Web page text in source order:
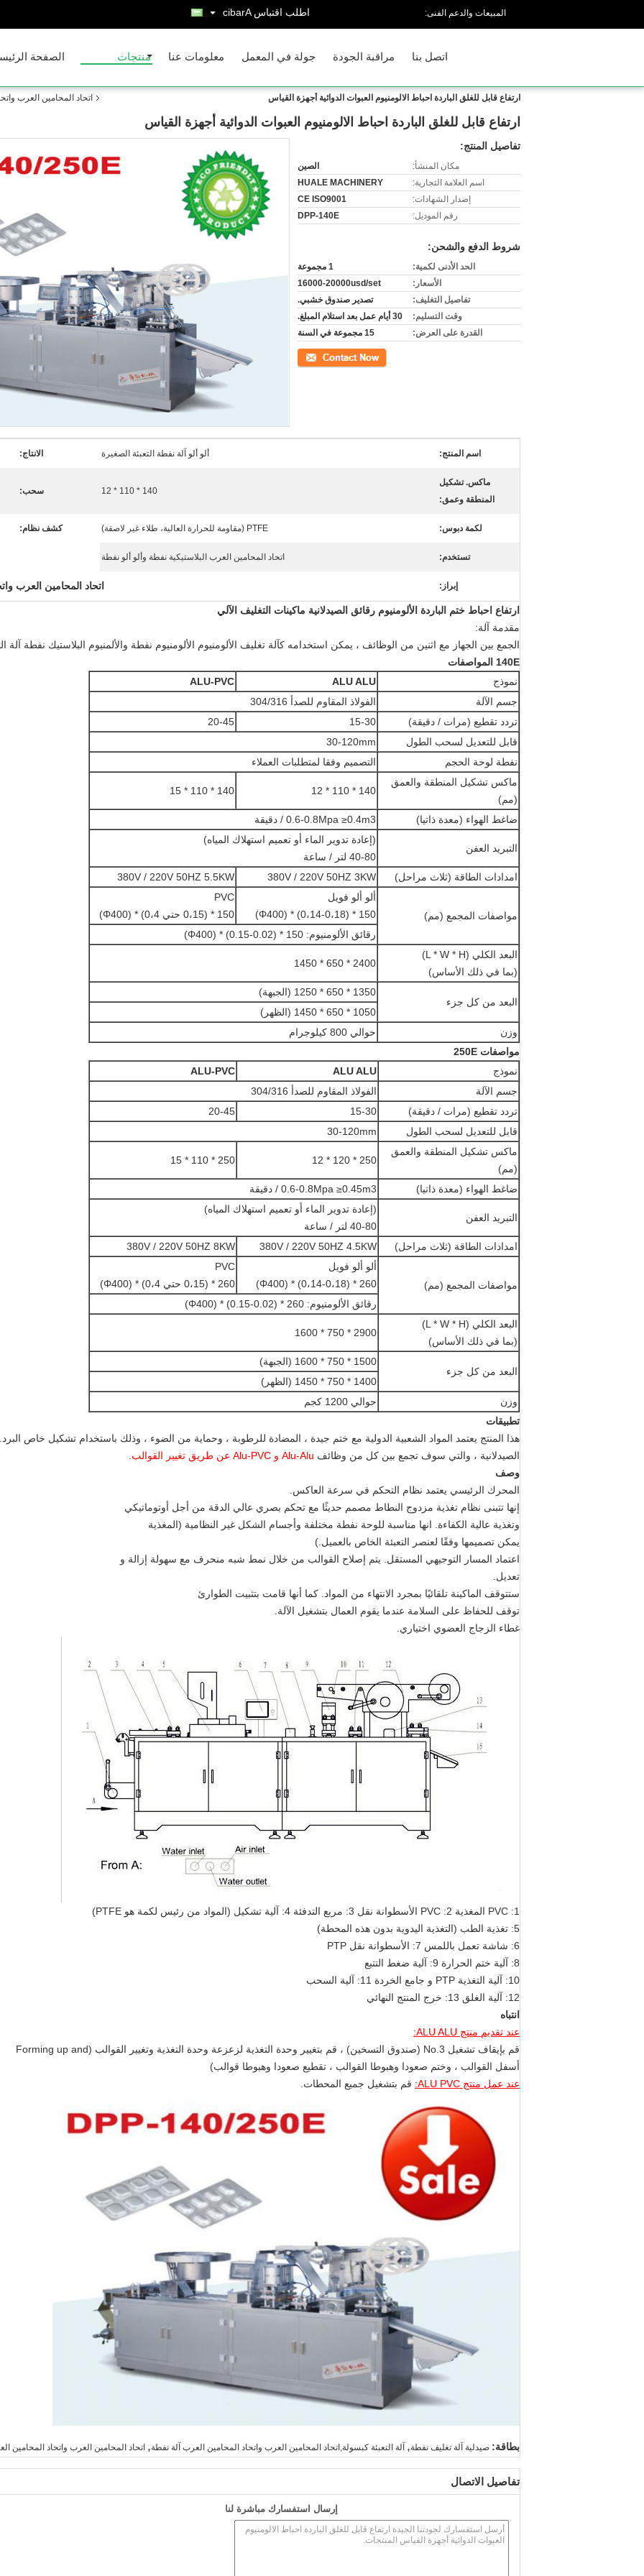
المبيعات والدعم الفنى: اطلب اقتباس Arabic
الصفحة منتجات معلومات عنا جولة في المعمل مراقبة الجودة اتصل بنا
اتحاد المحامين العرب ارتفاع قابل للغلق الباردة احباط الالومنيوم العبوات الدوائية أجهزة القياس
ارتفاع قابل للغلق الباردة احباط الالومنيوم العبوات الدوائية أجهزة القياس
تفاصيل المنتج:
مكان المنشأ:
الصين
اسم العلامة التجارية:
HUALE MACHINERY
إصدار الشهادات:
CE ISO9001
رقم الموديل:
DPP-140E
شروط الدفع والشحن:
الحد الأدنى لكمية:
1 مجموعة
الأسعار:
16000-20000usd/set
تفاصيل التغليف:
تصدير صندوق خشبي.
وقت التسليم:
30 أيام عمل بعد استلام المبلغ.
القدرة على العرض:
15 مجموعة في السنة
اتصل
اسم المنتج: ألو ألو آلة نفطة التعبئة الصغيرة الانتاج:
ماكس. تشكيل
المنطقة وعمق:
140 * 110 * 12 سحب:
لكمة دبوس: PTFE (مقاومة للحرارة العالية، طلاء غير لاصقة) كشف نظام:
تستخدم: اتحاد المحامين العرب البلاستيكية نفطة وألو ألو نفطة
إبراز: اتحاد المحامين العرب
ارتفاع احباط ختم الباردة الألومنيوم رقائق الصيدلانية ماكينات التغليف الآلي
مقدمة آلة:
الجمع بين الجهاز مع اثنين من الوظائف ، يمكن استخدامه كآلة تغليف الألومنيوم الألومنيوم نفطة والألمنيوم البلاستيك نفطة آلة
140E المواصفات
نموذج
ALU ALU
ALU-PVC
جسم الآلة
الفولاذ المقاوم للصدأ 304/316
تردد تقطيع (مرات / دقيقة)
15-30
20-45
قابل للتعديل لسحب الطول
30-120mm
نفطة لوحة الحجم
التصميم وفقا لمتطلبات العملاء
ماكس تشكيل المنطقة والعمق
(مم)
140 * 110 * 12
140 * 110 * 15
ضاغط الهواء (معدة ذاتيا) 0.6-0.8Mpa ≥0.4m3 / دقيقة
التبريد العفن
(إعادة تدوير الماء أو تعميم استهلاك المياه)
40-80 لتر / ساعة
امدادات الطاقة (ثلاث مراحل)
380V / 220V 50HZ 3KW
380V / 220V 50HZ 5.5KW
مواصفات المجمع (مم)
ألو ألو فويل
150 * (0،14-0،18) * (Φ400)
PVC
150 * (0،15 حتي 0،4) * (Φ400)
رقائق الألومنيوم: 150 * (0.02-0.15) * (Φ400)
البعد الكلي (L * W * H)
(بما في ذلك الأساس)
2400 * 650 * 1450
البعد من كل جزء
1350 * 650 * 1250 (الجبهة)
1050 * 650 * 1450 (الظهر)
وزن
حوالي 800 كيلوجرام
مواصفات 250E
نموذج
ALU ALU
ALU-PVC
جسم الآلة
الفولاذ المقاوم للصدأ 304/316
تردد تقطيع (مرات / دقيقة)
15-30
20-45
قابل للتعديل لسحب الطول
30-120mm
ماكس تشكيل المنطقة والعمق
(مم)
250 * 120 * 12
250 * 110 * 15
ضاغط الهواء (معدة ذاتيا) 0.6-0.8Mpa ≥0.45m3 / دقيقة
التبريد العفن
(إعادة تدوير الماء أو تعميم استهلاك المياه)
40-80 لتر / ساعة
امدادات الطاقة (ثلاث مراحل)
380V / 220V 50HZ 4.5KW
380V / 220V 50HZ 8KW
مواصفات المجمع (مم)
ألو ألو فويل
260 * (0،14-0،18) * (Φ400)
PVC
260 * (0،15 حتي 0،4) * (Φ400)
رقائق الألومنيوم: 260 * (0.02-0.15) * (Φ400)
البعد الكلي (L * W * H)
(بما في ذلك الأساس)
2900 * 750 * 1600
البعد من كل جزء
1500 * 750 * 1600 (الجبهة)
1400 * 750 * 1450 (الظهر)
وزن
حوالي 1200 كجم
تطبيقات
هذا المنتج يعتمد المواد الشعبية الدولية مع ختم جيدة ، المضادة للرطوبة ، وحماية من الضوء ، وذلك باستخدام تشكيل خاص
الصيدلانية ، والتي سوف تجمع بين كل من وظائف Alu-Alu و Alu-PVC عن طريق تغيير القوالب.
وصف
المحرك الرئيسي يعتمد نظام التحكم في سرعة العاكس.
إنها تتبنى نظام تغذية مزدوج النطاط مصمم حديثًا مع تحكم بصري عالي الدقة من أجل أوتوماتيكي
وتغذية عالية الكفاءة. انها مناسبة للوحة نفطة مختلفة وأجسام الشكل غير النظامية (المغذية
يمكن تصميمها وفقًا لعنصر التعبئة الخاص بالعميل.)
اعتماد المسار التوجيهي المستقل. يتم إصلاح القوالب من خلال نمط شبه منحرف مع سهولة إزالة و
تعديل.
ستتوقف الماكينة تلقائيًا بمجرد الانتهاء من المواد. كما أنها قامت بتثبيت الطوارئ
توقف للحفاظ على السلامة عندما يقوم العمال بتشغيل الآلة.
غطاء الزجاج العضوي اختياري.
1: PVC المغذية 2: PVC الأسطوانة نقل 3: مربع التدفئة 4: آلية تشكيل (المواد من رئيس لكمة هو PTFE)
5: تغذية الطب (التغذية اليدوية بدون هذه المحطة)
6: شاشة تعمل باللمس 7: الأسطوانة نقل PTP
8: آلية ختم الحرارة 9: آلية ضغط التتبع
10: آلية التغذية PTP و جامع الخردة 11: آلية السحب
12: آلية الغلق 13: خرج المنتج النهائي
انتباه
عند تقديم منتج ALU ALU:
قم بإيقاف تشغيل No.3 (صندوق التسخين) ، قم بتغيير وحدة التغذية لزعزعة وحدة التغذية وتغيير القوالب (Forming up and
أسفل القوالب ، وختم صعودا وهبوطا القوالب ، تقطيع صعودا وهبوطا قوالب)
عند عمل منتج ALU PVC:
قم بتشغيل جميع المحطات.
بطاقة: صيدلية آلة تغليف نفطة, آلة التعبئة كبسولة,اتحاد المحامين العرب واتحاد المحامين العرب آلة نفطة, اتحاد المحامين العرب واتحاد المحامين
تفاصيل الاتصال
إرسال استفسارك مباشرة لنا